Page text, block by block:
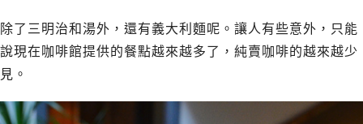
除了三明治和湯外，還有義大利麵呢。讓人有些意外，只能
說現在咖啡館提供的餐點越來越多了，純賣咖啡的越來越少
見。